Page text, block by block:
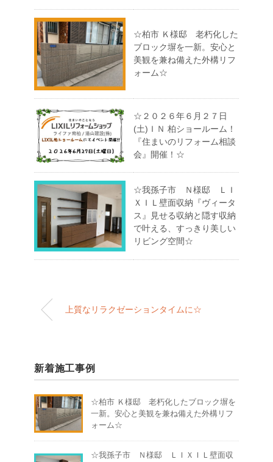
☆柏市 Ｋ様邸 老朽化した
ブロック塀を一新。安心と
美観を兼ね備えた外構リフ
ォーム☆
☆２０２６年６月２７日
(土)ＩＮ 柏ショールーム！
『住まいのリフォーム相談
会』開催！☆
☆我孫子市 Ｎ様邸 ＬＩ
ＸＩＬ壁面収納『ヴィータ
ス』見せる収納と隠す収納
で叶える、すっきり美しい
リビング空間☆
上質なリラクゼーションタイムに☆
新着施工事例
☆柏市 Ｋ様邸 老朽化したブロック塀を
一新。安心と美観を兼ね備えた外構リフ
ォーム☆
☆我孫子市 Ｎ様邸 ＬＩＸＩＬ壁面収